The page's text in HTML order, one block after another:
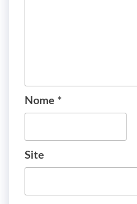
Nome *
Site